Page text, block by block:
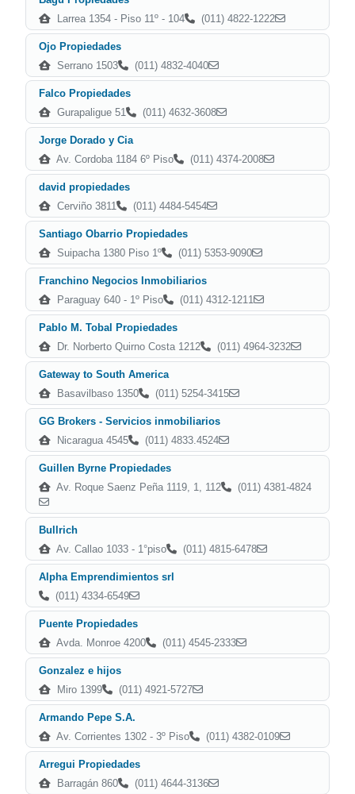
Larrea 1354 - Piso 11º - 104
(011) 4822-1222
Ojo Propiedades
Serrano 1503
(011) 4832-4040
Falco Propiedades
Gurapaligue 51
(011) 4632-3608
Jorge Dorado y Cia
Av. Cordoba 1184 6º Piso
(011) 4374-2008
david propiedades
Cerviño 3811
(011) 4484-5454
Santiago Obarrio Propiedades
Suipacha 1380 Piso 1º
(011) 5353-9090
Franchino Negocios Inmobiliarios
Paraguay 640 - 1º Piso
(011) 4312-1211
Pablo M. Tobal Propiedades
Dr. Norberto Quirno Costa 1212
(011) 4964-3232
Gateway to South America
Basavilbaso 1350
(011) 5254-3415
GG Brokers - Servicios inmobiliarios
Nicaragua 4545
(011) 4833.4524
Guillen Byrne Propiedades
Av. Roque Saenz Peña 1119, 1, 112
(011) 4381-4824
Bullrich
Av. Callao 1033 - 1°piso
(011) 4815-6478
Alpha Emprendimientos srl
(011) 4334-6549
Puente Propiedades
Avda. Monroe 4200
(011) 4545-2333
Gonzalez e hijos
Miro 1399
(011) 4921-5727
Armando Pepe S.A.
Av. Corrientes 1302 - 3º Piso
(011) 4382-0109
Arregui Propiedades
Barragán 860
(011) 4644-3136